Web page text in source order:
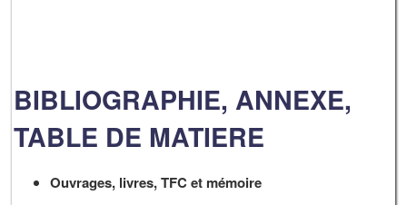
BIBLIOGRAPHIE, ANNEXE,
TABLE DE MATIERE
Ouvrages, livres, TFC et mémoire